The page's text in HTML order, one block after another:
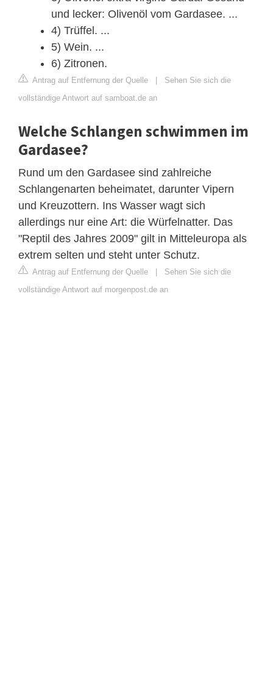
und lecker: Olivenöl vom Gardasee. ...
4) Trüffel. ...
5) Wein. ...
6) Zitronen.
Antrag auf Entfernung der Quelle | Sehen Sie sich die
vollständige Antwort auf samboat.de an
Welche Schlangen schwimmen im
Gardasee?
Rund um den Gardasee sind zahlreiche
Schlangenarten beheimatet, darunter Vipern
und Kreuzottern. Ins Wasser wagt sich
allerdings nur eine Art: die Würfelnatter. Das
"Reptil des Jahres 2009" gilt in Mitteleuropa als
extrem selten und steht unter Schutz.
Antrag auf Entfernung der Quelle | Sehen Sie sich die
vollständige Antwort auf morgenpost.de an